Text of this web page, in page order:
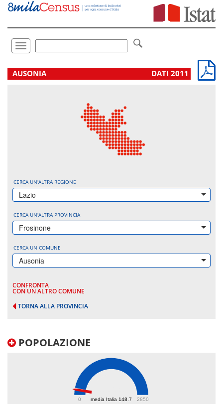
Vai
direttamente
Toggle
navigation
.
AUSONIA DATI 2011
CERCA UN'ALTRA REGIONE
Lazio
CERCA UN'ALTRA PROVINCIA
Frosinone
CERCA UN COMUNE
Ausonia
CONFRONTA
CON UN ALTRO COMUNE
TORNA ALLA PROVINCIA
POPOLAZIONE
media Italia 148.7
0 2850